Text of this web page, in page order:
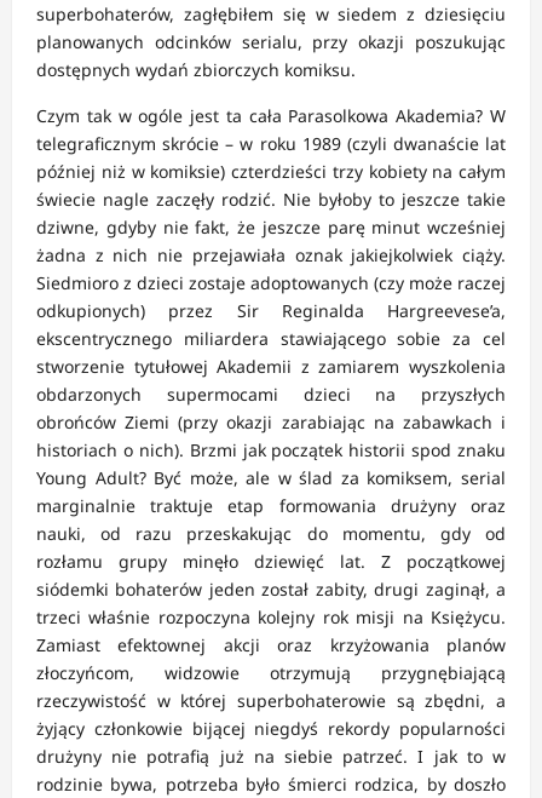
superbohaterów, zagłębiłem się w siedem z dziesięciu
planowanych odcinków serialu, przy okazji poszukując
dostępnych wydań zbiorczych komiksu.
Czym tak w ogóle jest ta cała Parasolkowa Akademia? W
telegraficznym skrócie – w roku 1989 (czyli dwanaście lat
później niż w komiksie) czterdzieści trzy kobiety na całym
świecie nagle zaczęły rodzić. Nie byłoby to jeszcze takie
dziwne, gdyby nie fakt, że jeszcze parę minut wcześniej
żadna z nich nie przejawiała oznak jakiejkolwiek ciąży.
Siedmioro z dzieci zostaje adoptowanych (czy może raczej
odkupionych) przez Sir Reginalda Hargreevese’a,
ekscentrycznego miliardera stawiającego sobie za cel
stworzenie tytułowej Akademii z zamiarem wyszkolenia
obdarzonych supermocami dzieci na przyszłych
obrońców Ziemi (przy okazji zarabiając na zabawkach i
historiach o nich). Brzmi jak początek historii spod znaku
Young Adult? Być może, ale w ślad za komiksem, serial
marginalnie traktuje etap formowania drużyny oraz
nauki, od razu przeskakując do momentu, gdy od
rozłamu grupy minęło dziewięć lat. Z początkowej
siódemki bohaterów jeden został zabity, drugi zaginął, a
trzeci właśnie rozpoczyna kolejny rok misji na Księżycu.
Zamiast efektownej akcji oraz krzyżowania planów
złoczyńcom, widzowie otrzymują przygnębiającą
rzeczywistość w której superbohaterowie są zbędni, a
żyjący członkowie bijącej niegdyś rekordy popularności
drużyny nie potrafią już na siebie patrzeć. I jak to w
rodzinie bywa, potrzeba było śmierci rodzica, by doszło